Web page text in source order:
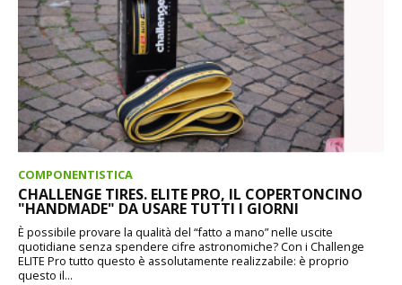
COMPONENTISTICA
CHALLENGE TIRES. ELITE PRO, IL COPERTONCINO
"HANDMADE" DA USARE TUTTI I GIORNI
È possibile provare la qualità del “fatto a mano” nelle uscite
quotidiane senza spendere cifre astronomiche? Con i Challenge
ELITE Pro tutto questo è assolutamente realizzabile: è proprio
questo il...